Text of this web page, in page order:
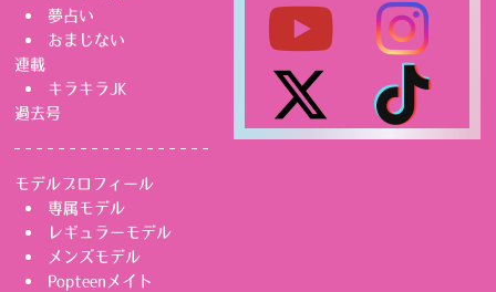
夢占い
おまじない
連載
キラキラJK
過去号
モデルプロフィール
専属モデル
レギュラーモデル
メンズモデル
Popteenメイト